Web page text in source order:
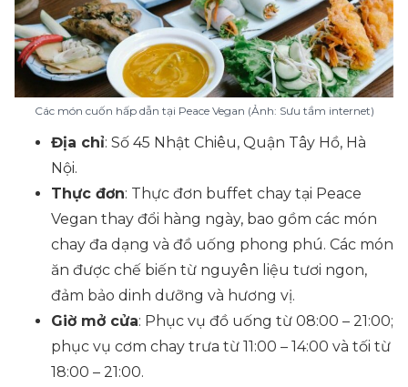
Các món cuốn hấp dẫn tại Peace Vegan (Ảnh: Sưu tầm internet)
Địa chỉ: Số 45 Nhật Chiêu, Quận Tây Hồ, Hà
Nội.
Thực đơn: Thực đơn buffet chay tại Peace
Vegan thay đổi hàng ngày, bao gồm các món
chay đa dạng và đồ uống phong phú. Các món
ăn được chế biến từ nguyên liệu tươi ngon,
đảm bảo dinh dưỡng và hương vị.
Giờ mở cửa: Phục vụ đồ uống từ 08:00 – 21:00;
phục vụ cơm chay trưa từ 11:00 – 14:00 và tối từ
18:00 – 21:00.